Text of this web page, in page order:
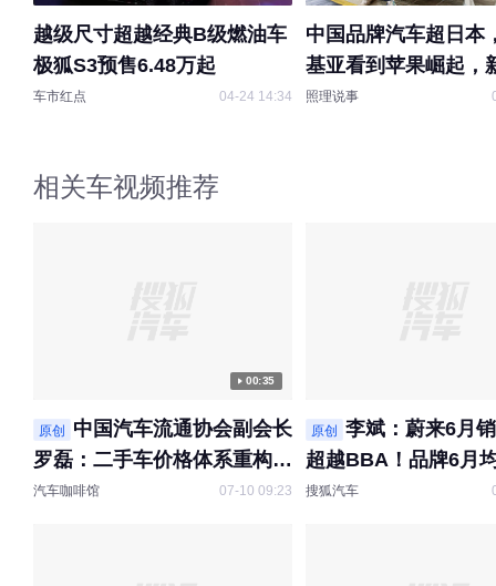
一根扁带承载的不仅
衡，更是推动运动、
的探索精神。@张朝
克斯姐 @晏成的财经
越级尺寸超越经典B级燃油车
极狐S3预售6.48万起
车市红点 04-24 14:34
中国品牌汽车超日本
基亚看到苹果崛起，
经到来
照理说事
相关车视频推荐
00:35
原创
中国汽车流通协会副会长
罗磊：二手车价格体系重构
燃油车降价幅度超越新能源汽
汽车咖啡馆 07-10 09:23
原创
李斌：蔚来6月
超越BBA！品牌6月
万元，超68%的ES8
搜狐汽车